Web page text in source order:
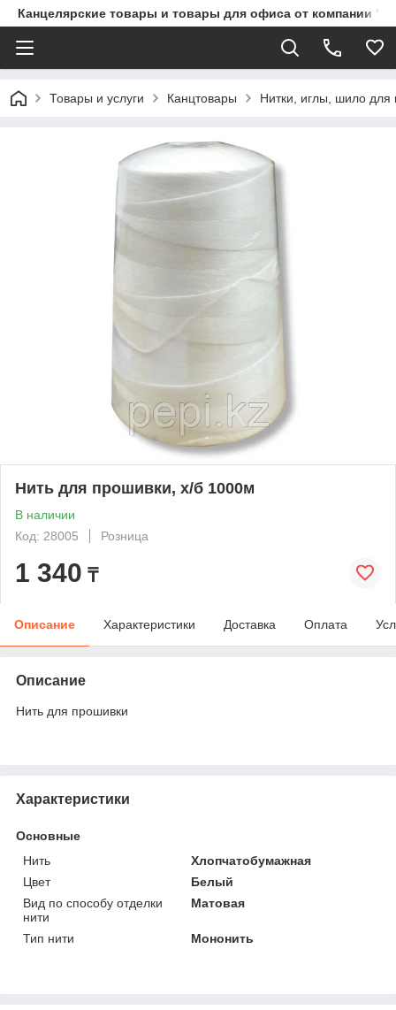
Канцелярские товары и товары для офиса от компании
Товары и услуги Канцтовары Нитки, иглы, шило для
Нить для прошивки, х/б 1000м
В наличии
Код: 28005
Розница
1 340 ₸
Описание Характеристики Доставка Оплата
Описание
Нить для прошивки
Характеристики
Основные
Нить
Хлопчатобумажная
Цвет
Белый
Вид по способу отделки
нити
Матовая
Тип нити Мононить